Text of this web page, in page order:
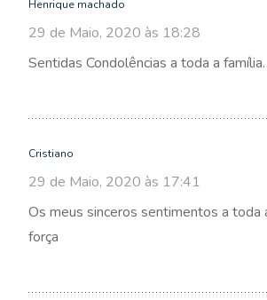
Henrique machado
29 de Maio, 2020 às 18:28
Sentidas Condolências a toda a
Cristiano
29 de Maio, 2020 às 17:41
Os meus sinceros sentimentos a toda
força